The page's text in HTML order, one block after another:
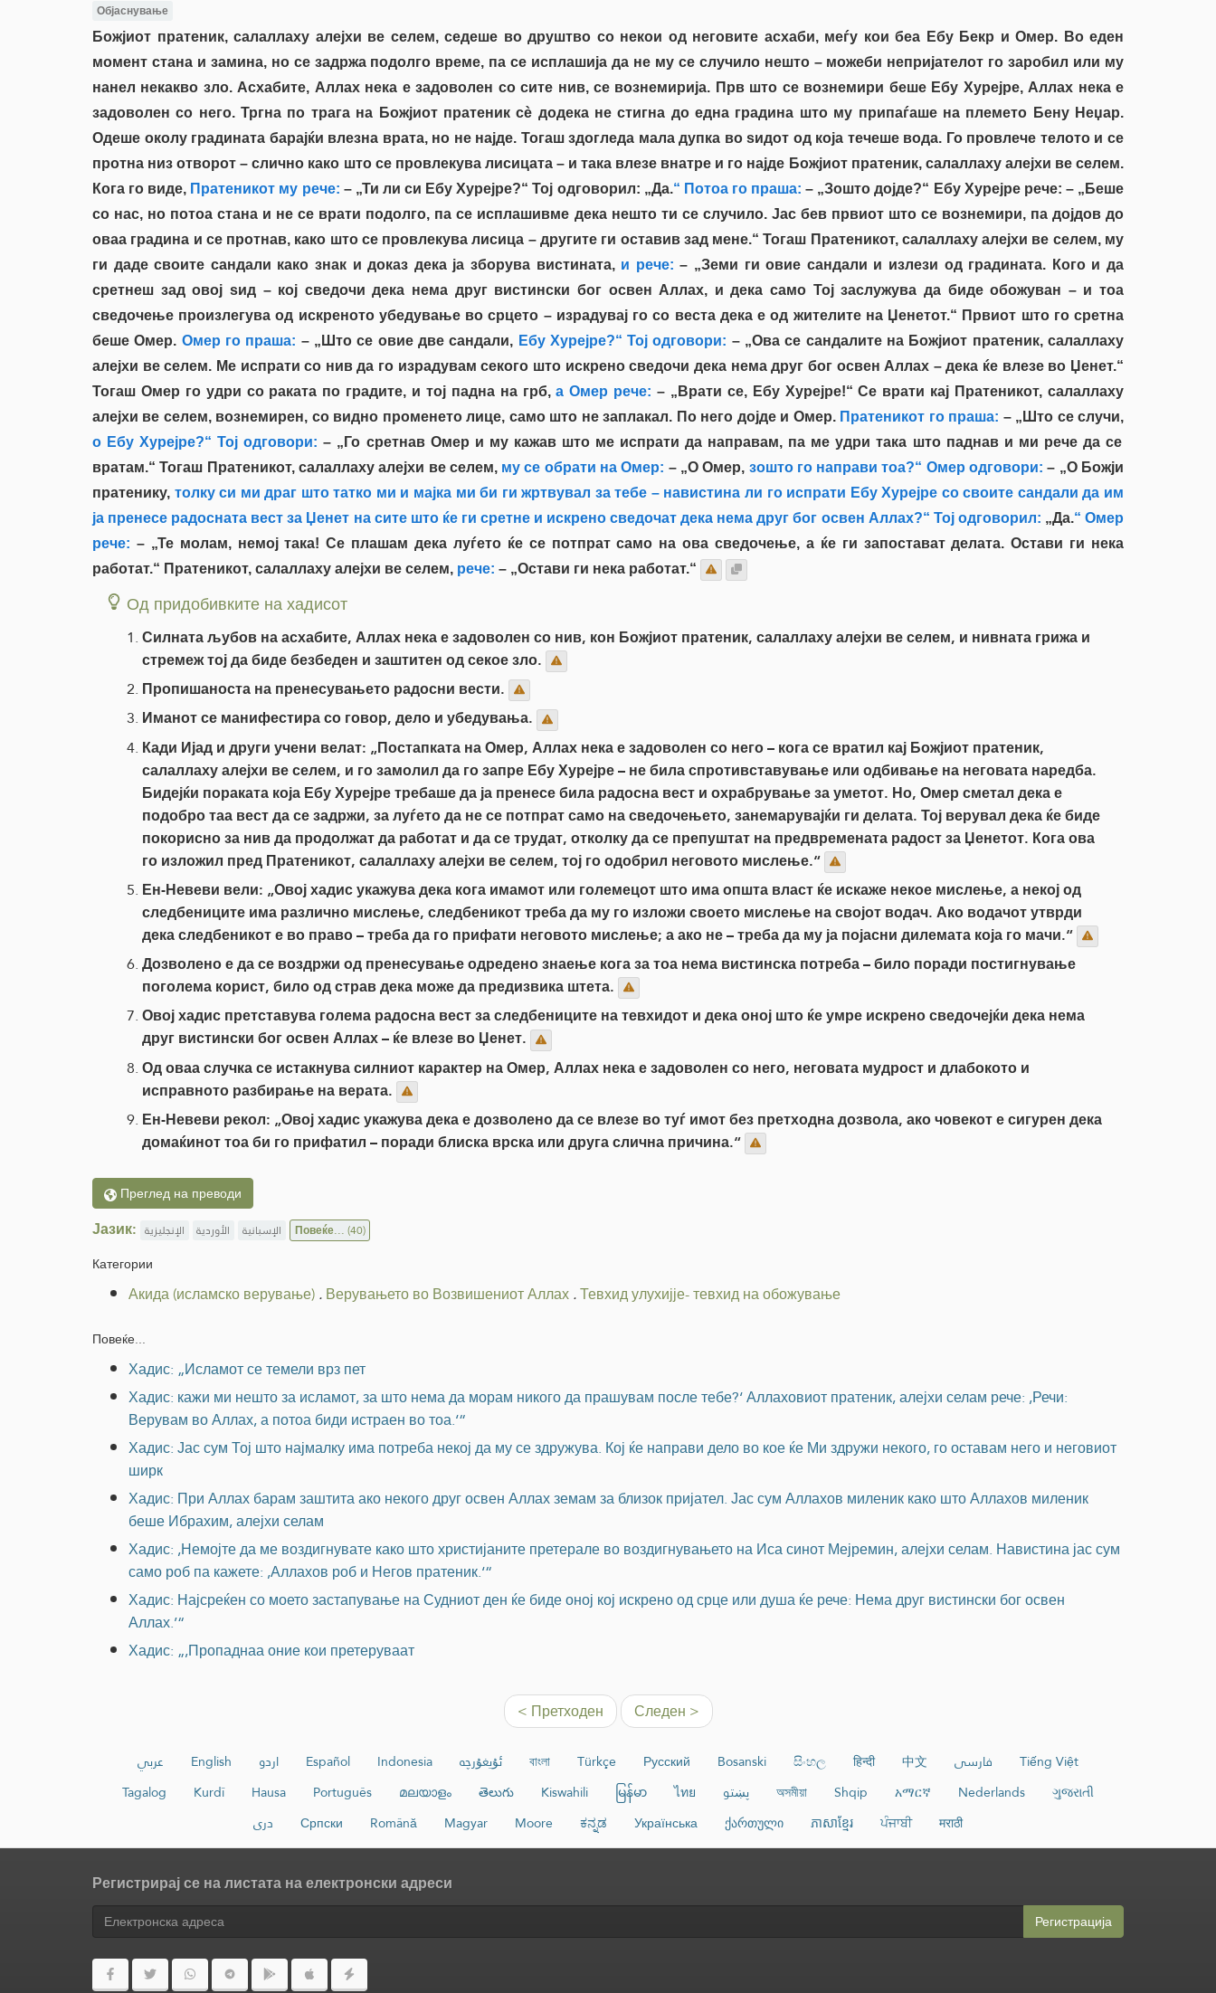
Објаснување
Божјиот пратеник, салаллаху алејхи ве селем, седеше во друштво со некои од неговите асхаби, меѓу кои беа Ебу Бекр и Омер. Во еден
момент стана и замина, но се задржа подолго време, па се исплашија да не му се случило нешто – можеби непријателот го заробил или му
нанел некакво зло. Асхабите, Аллах нека е задоволен со сите нив, се вознемирија. Прв што се вознемири беше Ебу Хурејре, Аллах нека е
задоволен со него. Тргна по трага на Божјиот пратеник сè додека не стигна до една градина што му припаѓаше на племето Бену Неџар.
Одеше околу градината барајќи влезна врата, но не најде. Тогаш здогледа мала дупка во ѕидот од која течеше вода. Го провлече телото и се
протна низ отворот – слично како што се провлекува лисицата – и така влезе внатре и го најде Божјиот пратеник, салаллаху алејхи ве селем.
Кога го виде, Пратеникот му рече: – „Ти ли си Ебу Хурејре?“ Тој одговорил: „Да.“ Потоа го праша: – „Зошто дојде?“ Ебу Хурејре рече: – „Беше
со нас, но потоа стана и не се врати подолго, па се исплашивме дека нешто ти се случило. Јас бев првиот што се вознемири, па дојдов до
оваа градина и се протнав, како што се провлекува лисица – другите ги оставив зад мене.“ Тогаш Пратеникот, салаллаху алејхи ве селем, му
ги даде своите сандали како знак и доказ дека ја зборува вистината,и рече: – „Земи ги овие сандали и излези од градината. Кого и да
сретнеш зад овој ѕид – кој сведочи дека нема друг вистински бог освен Аллах, и дека само Тој заслужува да биде обожуван – и тоа
сведочење произлегува од искреното убедување во срцето – израдувај го со веста дека е од жителите на Џенетот.“ Првиот што го сретна
беше Омер. Омер го праша: – „Што се овие две сандали, Ебу Хурејре?“ Тој одговори: – „Ова се сандалите на Божјиот пратеник, салаллаху
алејхи ве селем. Ме испрати со нив да го израдувам секого што искрено сведочи дека нема друг бог освен Аллах – дека ќе влезе во Џенет.“
Тогаш Омер го удри со раката по градите, и тој падна на грб,а Омер рече: – „Врати се, Ебу Хурејре!“ Се врати кај Пратеникот, салаллаху
алејхи ве селем, вознемирен, со видно променето лице, само што не заплакал. По него дојде и Омер.Пратеникот го праша: – „Што се случи,
о Ебу Хурејре?“ Тој одговори: – „Го сретнав Омер и му кажав што ме испрати да направам, па ме удри така што паднав и ми рече да се
вратам.“ Тогаш Пратеникот, салаллаху алејхи ве селем,му се обрати на Омер: – „О Омер, зошто го направи тоа?“ Омер одговори: – „О Божји
пратенику, толку си ми драг што татко ми и мајка ми би ги жртвувал за тебе – навистина ли го испрати Ебу Хурејре со своите сандали да им
ја пренесе радосната вест за Џенет на сите што ќе ги сретне и искрено сведочат дека нема друг бог освен Аллах?“ Тој одговорил: „Да.“ Омер
рече: – „Те молам, немој така! Се плашам дека луѓето ќе се потпрат само на ова сведочење, а ќе ги запостават делата. Остави ги нека
работат.“ Пратеникот, салаллаху алејхи ве селем, рече: – „Остави ги нека работат.“
Од придобивките на хадисот
Силната љубов на асхабите, Аллах нека е задоволен со нив, кон Божјиот пратеник, салаллаху алејхи ве селем, и нивната грижа и
стремеж тој да биде безбеден и заштитен од секое зло.
Пропишаноста на пренесувањето радосни вести.
Иманот се манифестира со говор, дело и убедувања.
Кади Ијад и други учени велат: „Постапката на Омер, Аллах нека е задоволен со него – кога се вратил кај Божјиот пратеник,
салаллаху алејхи ве селем, и го замолил да го запре Ебу Хурејре – не била спротивставување или одбивање на неговата наредба.
Бидејќи пораката која Ебу Хурејре требаше да ја пренесе била радосна вест и охрабрување за уметот. Но, Омер сметал дека е
подобро таа вест да се задржи, за луѓето да не се потпрат само на сведочењето, занемарувајќи ги делата. Тој верувал дека ќе биде
покорисно за нив да продолжат да работат и да се трудат, отколку да се препуштат на предвремената радост за Џенетот. Кога ова
го изложил пред Пратеникот, салаллаху алејхи ве селем, тој го одобрил неговото мислење.“
Ен-Невеви вели: „Овој хадис укажува дека кога имамот или големецот што има општа власт ќе искаже некое мислење, а некој од
следбениците има различно мислење, следбеникот треба да му го изложи своето мислење на својот водач. Ако водачот утврди
дека следбеникот е во право – треба да го прифати неговото мислење; а ако не – треба да му ја појасни дилемата која го мачи.“
Дозволено е да се воздржи од пренесување одредено знаење кога за тоа нема вистинска потреба – било поради постигнување
поголема корист, било од страв дека може да предизвика штета.
Овој хадис претставува голема радосна вест за следбениците на тевхидот и дека оној што ќе умре искрено сведочејќи дека нема
друг вистински бог освен Аллах – ќе влезе во Џенет.
Од оваа случка се истакнува силниот карактер на Омер, Аллах нека е задоволен со него, неговата мудрост и длабокото и
исправното разбирање на верата.
Ен-Невеви рекол: „Овој хадис укажува дека е дозволено да се влезе во туѓ имот без претходна дозвола, ако човекот е сигурен дека
домаќинот тоа би го прифатил – поради блиска врска или друга слична причина.“
Преглед на преводи
Јазик: الإنجليزية الأوردية الإسبانية Повеќе...(40)
Категории
Акида (исламско верување).Верувањето во Возвишениот Аллах.Тевхид улухијје- тевхид на обожување
Повеќе...
Хадис: „Исламот се темели врз пет
Хадис: кажи ми нешто за исламот, за што нема да морам никого да прашувам после тебе?‘ Аллаховиот пратеник, алејхи селам рече: ,Речи:
Верувам во Аллах, а потоа биди истраен во тоа.‘“
Хадис: Јас сум Тој што најмалку има потреба некој да му се здружува. Кој ќе направи дело во кое ќе Ми здружи некого, го оставам него и неговиот
ширк
Хадис: При Аллах барам заштита ако некого друг освен Аллах земам за близок пријател. Јас сум Аллахов миленик како што Аллахов миленик
беше Ибрахим, алејхи селам
Хадис: ,Немојте да ме воздигнувате како што христијаните претерале во воздигнувањето на Иса синот Мејремин, алејхи селам. Навистина јас сум
само роб па кажете: ,Аллахов роб и Негов пратеник.‘“
Хадис: Најсреќен со моето застапување на Судниот ден ќе биде оној кој искрено од срце или душа ќе рече: Нема друг вистински бог освен
Аллах.’“
Хадис: „,Пропаднаа оние кои претеруваат
< Претходен Следен >
عربي English اردو Español Indonesia ئۇيغۇرچە বাংলা Türkçe Русский Bosanski සිංහල हिन्दी 中文 فارسی
Tiếng Việt
Tagalog
Kurdî Hausa Português മലയാളം తెలుగు Kiswahili မြန်မာ ไทย پښتو অসমীয়া Shqip አማርኛ Nederlands
ગુજરાતી
دری
Српски Română Magyar Moore ಕನ್ನಡ Українська ქართული ភាសាខ្មែរ ਪੰਜਾਬੀ मराठी
Регистрирај се на листата на електронски адреси
Регистрација